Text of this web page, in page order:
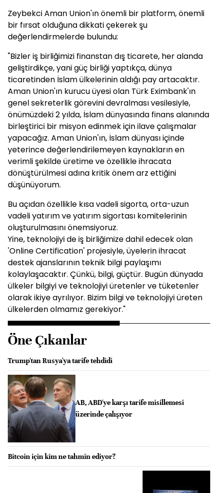
Zeybekci Aman Union'ın önemli bir platform, önemli
bir fırsat olduğuna dikkati çekerek şu
değerlendirmelerde bulundu:
"Bizler iş birliğimizi finanstan dış ticarete, her alanda
geliştirdikçe, yani güç birliği yaptıkça, dünya
ticaretinden İslam ülkelerinin aldığı pay artacaktır.
Aman Union'ın kurucu üyesi olan Türk Eximbank'ın
genel sekreterlik görevini devralması vesilesiyle,
önümüzdeki 2 yılda, İslam dünyasında finans alanında
birleştirici bir misyon edinmek için ilave çalışmalar
yapacağız. Aman Union'ın, İslam dünyası içinde
yeterince değerlendirilemeyen kaynakların en
verimli şekilde üretime ve özellikle ihracata
dönüştürülmesi adına kritik önem arz ettiğini
düşünüyorum.
Bu açıdan özellikle kısa vadeli sigorta, orta-uzun
vadeli yatırım ve yatırım sigortası komitelerinin
oluşturulmasını önemsiyoruz.
Yine, teknolojiyi de iş birliğimize dahil edecek olan
'Online Certification' projesiyle, üyelerin ihracat
destek ajanslarının teknik bilgi paylaşımı
kolaylaşacaktır. Çünkü, bilgi, güçtür. Bugün dünyada
ülkeler bilgiyi ve teknolojiyi üretenler ve tüketenler
olarak ikiye ayrılıyor. Bizim bilgi ve teknolojiyi üreten
ülkelerden olmamız gerekiyor."
Öne Çıkanlar
Trump'tan Rusya'ya tarife tehdidi
AB, ABD'ye karşı tarife misillemesi
üzerinde çalışıyor
Bitcoin için kim ne tahmin ediyor?